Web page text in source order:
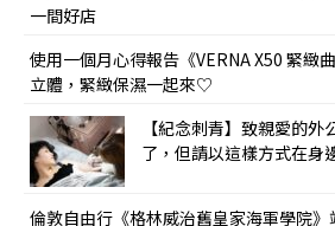
一間好店
使用一個月心得報告《VERNA X50 緊緻
立體，緊緻保濕一起來♡
【紀念刺青】致親愛的
了，但請以這樣方式在身
倫敦自由行《格林威治舊皇家海軍學院